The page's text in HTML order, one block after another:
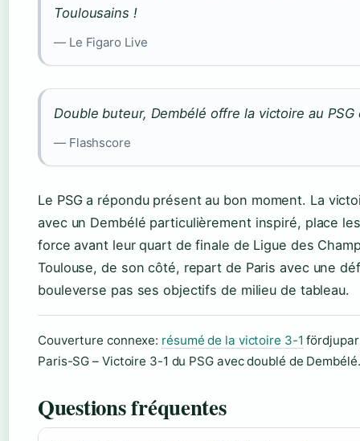
Toulousains !
— Le Figaro Live
Double buteur, Dembélé offre la victoire au
— Flashscore
Le PSG a répondu présent au bon moment. La
avec un Dembélé particulièrement inspiré, place
force avant leur quart de finale de Ligue des
Toulouse, de son côté, repart de Paris avec une
bouleverse pas ses objectifs de milieu de tableau.
Couverture connexe: résumé de la victoire 3-1
Paris-SG – Victoire 3-1 du PSG avec doublé de Dembélé.
Questions fréquentes